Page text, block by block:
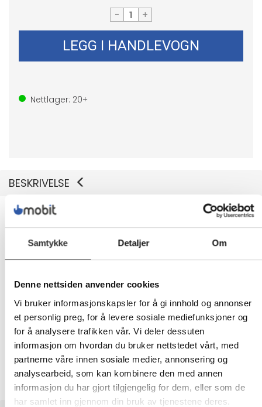
Samtykke Detaljer Om
Denne nettsiden anvender cookies
Vi bruker informasjonskapsler for å gi innhold og annonser
et personlig preg, for å levere sosiale mediefunksjoner og
for å analysere trafikken vår. Vi deler dessuten
informasjon om hvordan du bruker nettstedet vårt, med
partnerne våre innen sosiale medier, annonsering og
analysearbeid, som kan kombinere den med annen
informasjon du har gjort tilgjengelig for dem, eller som de
har samlet inn gjennom din bruk av tjenestene deres.
- +
LEGG I HANDLEVOGN
Nettlager: 20+
BESKRIVELSE
HP - Video adapter - USB-C hann til HDMI
hunn
Samarbeid på farten i konferanserom, teamrom og andre
sammenghenter når du projiserer HD-video og lydinnhold
skjerm, TV eller projektor, med HP USB-C- til HDMI 2.0-
adapter.
Koble USB-C -enden av adapteren til enhetens USB-C
-port, og HDMI-enden til skjermens, projektorens eller
TV-ens HDMI-port for å vise innholdet på storskjerm
på direkten.
Pakk ned den lille adapteren i enhetens bæreveske
for å vise innhold raskt, uansett hvor du arbeider.
Vær trygg med en ett års begrenset garanti.